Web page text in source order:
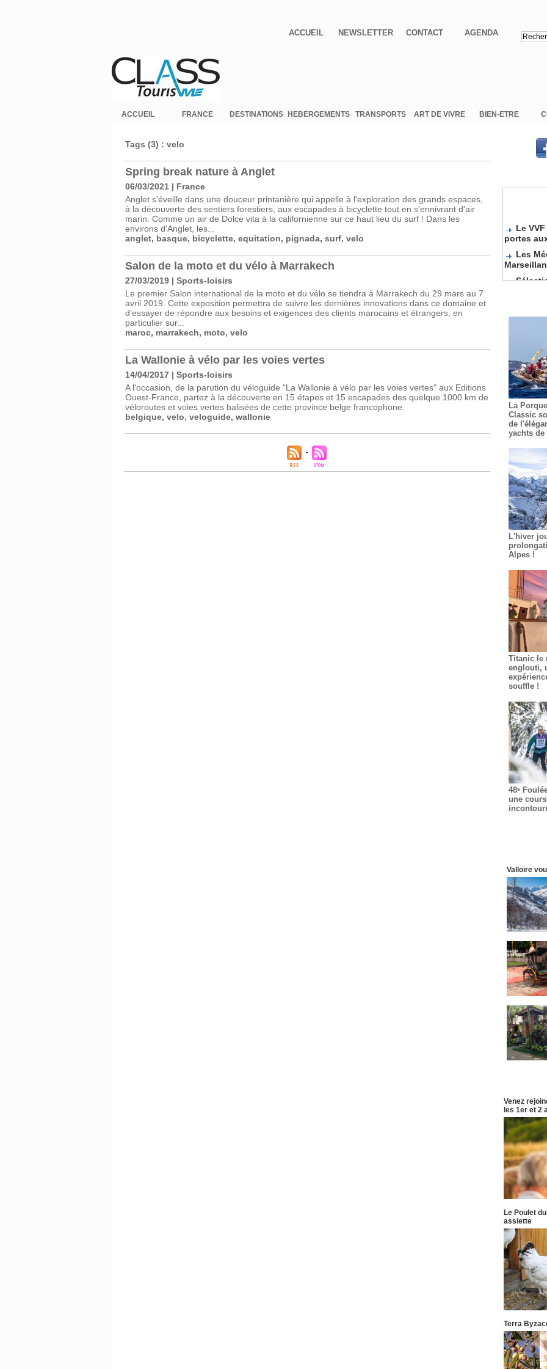
ACCUEIL NEWSLETTER CONTACT AGENDA
ACCUEIL FRANCE DESTINATIONS HEBERGEMENTS TRANSPORTS ART DE VIVRE BIEN-ETRE
Tags (3) : velo
Spring break nature à Anglet
06/03/2021| France
Anglet s'éveille dans une douceur printanière qui appelle à l'exploration des grands espaces,
à la découverte des sentiers forestiers, aux escapades à bicyclette tout en s'ennivrant d'air
marin. Comme un air de Dolce vita à la californienne sur ce haut lieu du surf ! Dans les
environs d'Anglet, les...
anglet, basque, bicyclette, equitation, pignada, surf, velo
Salon de la moto et du vélo à Marrakech
27/03/2019| Sports-loisirs
Le premier Salon international de la moto et du vélo se tiendra à Marrakech du 29 mars au 7
avril 2019. Cette exposition permettra de suivre les dernières innovations dans ce domaine et
d’essayer de répondre aux besoins et exigences des clients marocains et étrangers, en
particulier sur...
maroc, marrakech, moto, velo
La Wallonie à vélo par les voies vertes
14/04/2017| Sports-loisirs
A l'occasion, de la parution du véloguide "La Wallonie à vélo par les voies vertes" aux Editions
Ouest-France, partez à la découverte en 15 étapes et 15 escapades des quelque 1000 km de
véloroutes et voies vertes balisées de cette province belge francophone.
belgique, velo, veloguide, wallonie
portes
De
Les
La
Guide
La
Classic
de
yachts
L'hiver
Alpes !
Titanic le
englouti,
souffle !
48ᵉ
une
Valloire
Venez
les 1er et 2
Le Poulet
assiette
Terra